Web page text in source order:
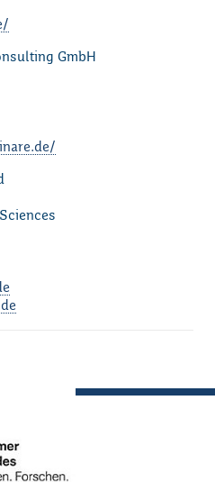
GmbH